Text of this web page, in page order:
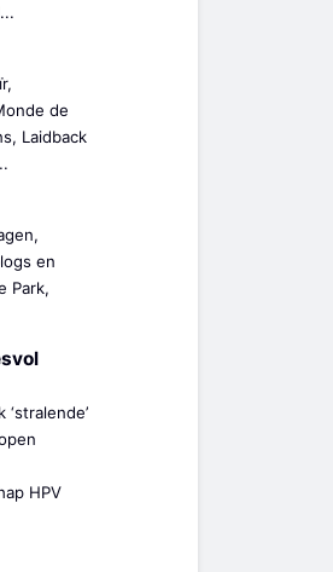
de
Laidback
en
Park,
HPV